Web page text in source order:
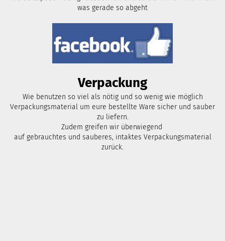
was gerade so abgeht
Verpackung
Wie benutzen so viel als nötig und so wenig wie möglich
Verpackungsmaterial um eure bestellte Ware sicher und sauber
zu liefern.
Zudem greifen wir überwiegend
auf gebrauchtes und sauberes, intaktes Verpackungsmaterial
zurück.